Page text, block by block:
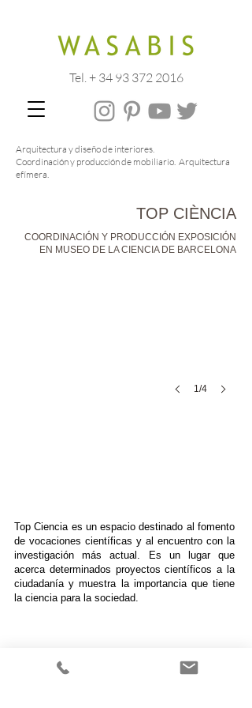
Arquitectura y diseño de interiores.
Coordinación y producción de mobiliario. Arquitectura
efímera.
Tel. + 34 93 372 2016
TOP CIÈNCIA
COORDINACIÓN Y PRODUCCIÓN EXPOSICIÓN
EN MUSEO DE LA CIENCIA DE BARCELONA
1/4
Top Ciencia es un espacio destinado al fomento
de vocaciones científicas y al encuentro con la
investigación más actual. Es un lugar que
acerca determinados proyectos científicos a la
ciudadanía y muestra la importancia que tiene
la ciencia para la sociedad.
c/ Orient 78-84 1-6 Edif Inbisa